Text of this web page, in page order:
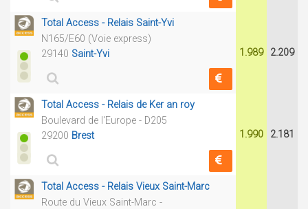
Total Access - Relais Saint-Yvi
N165/E60 (Voie express)
29140 Saint-Yvi 1.989 2.209
Total Access - Relais de Ker an roy
Boulevard de l'Europe - D205
29200 Brest 1.990 2.181
Total Access - Relais Vieux Saint-Marc
Route du Vieux Saint-Marc -